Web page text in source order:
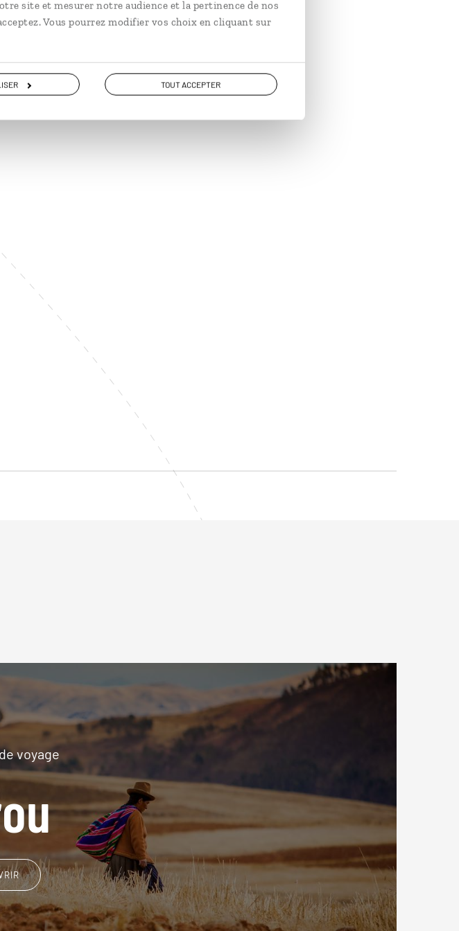
site et mesurer notre audience et la pertinence de nos
Vous pourrez modifier vos choix en cliquant sur
TOUT ACCEPTER
voyage